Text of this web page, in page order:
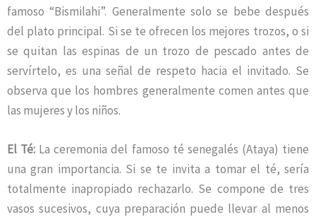
famoso “Bismilahi”. Generalmente solo se bebe después
del plato principal. Si se te ofrecen los mejores trozos, o si
se quitan las espinas de un trozo de pescado antes de
servírtelo, es una señal de respeto hacia el invitado. Se
observa que los hombres generalmente comen antes que
las mujeres y los niños.
El Té: La ceremonia del famoso té senegalés (Ataya) tiene
una gran importancia. Si se te invita a tomar el té, sería
totalmente inapropiado rechazarlo. Se compone de tres
vasos sucesivos, cuya preparación puede llevar al menos